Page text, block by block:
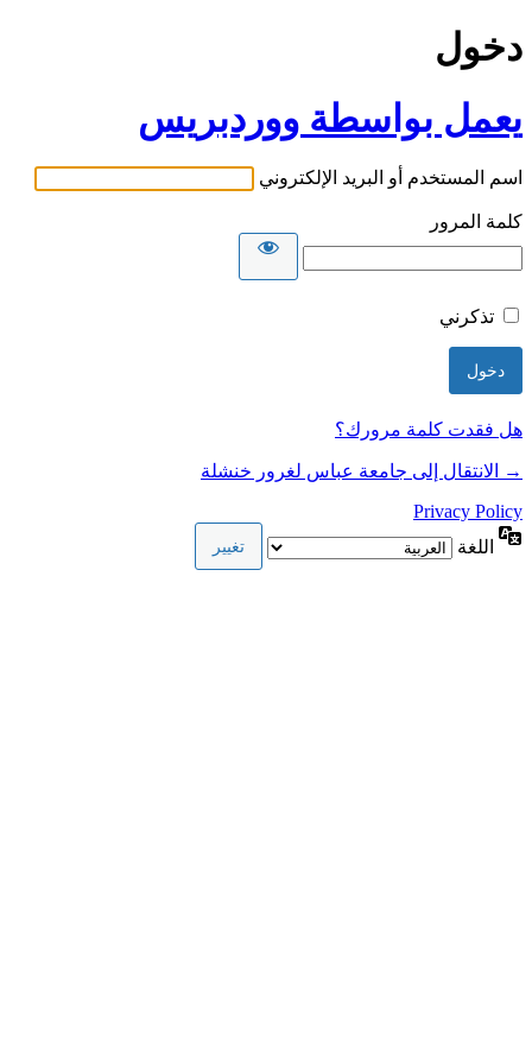
دخول
يعمل بواسطة ووردبريس
اسم المستخدم أو البريد الإلكتروني
كلمة المرور
تذكرني
هل فقدت كلمة مرورك؟
→ الانتقال إلى جامعة عباس لغرور خنشلة
Privacy Policy
اللغة